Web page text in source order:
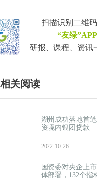
扫描识别二维
“友绿”APP
研报、课程、资讯
相关阅读
湖州成功落地首
资境内银团贷款
2022-10-26
国资委对央企上
体部署，132个指